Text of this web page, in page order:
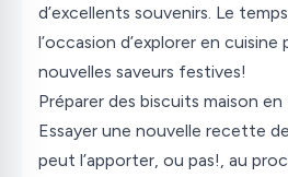
d’excellents souvenirs. Le
l’occasion d’explorer en
nouvelles saveurs festives!
Préparer des biscuits maison en
Essayer une nouvelle recette
peut l’apporter, ou pas!, au